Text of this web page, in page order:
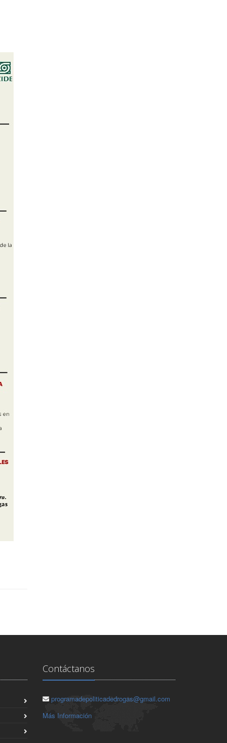
Contáctanos
programadepoliticadedrogas@gmail.com
Más Información